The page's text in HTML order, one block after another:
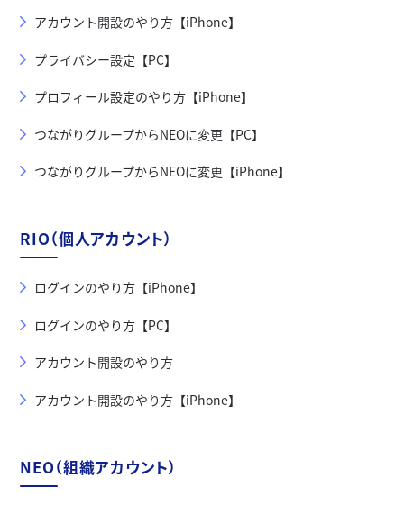
アカウント開設のやり方【iPhone】
プライバシー設定【PC】
プロフィール設定のやり方【iPhone】
つながりグループからNEOに変更【PC】
つながりグループからNEOに変更【iPhone】
RIO（個人アカウント）
ログインのやり方【iPhone】
ログインのやり方【PC】
アカウント開設のやり方
アカウント開設のやり方【iPhone】
NEO（組織アカウント）